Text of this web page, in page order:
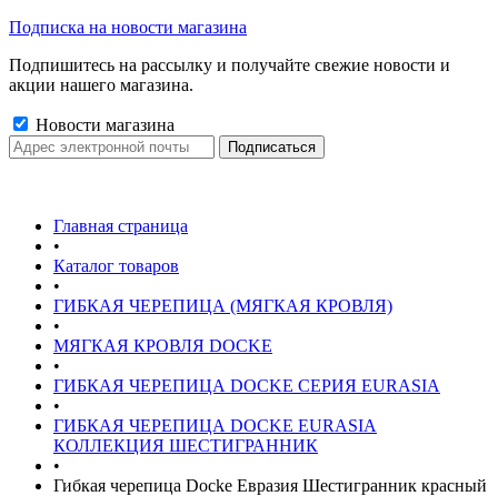
Подписка на новости магазина
Подпишитесь на рассылку и получайте свежие новости и
акции нашего магазина.
Новости магазина
Главная страница
•
Каталог товаров
•
ГИБКАЯ ЧЕРЕПИЦА (МЯГКАЯ КРОВЛЯ)
•
МЯГКАЯ КРОВЛЯ DOCKE
•
ГИБКАЯ ЧЕРЕПИЦА DOCKE СЕРИЯ EURASIA
•
ГИБКАЯ ЧЕРЕПИЦА DOCKE EURASIA
КОЛЛЕКЦИЯ ШЕСТИГРАННИК
•
Гибкая черепица Docke Евразия Шестигранник красный